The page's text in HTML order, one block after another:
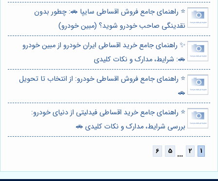
⭐️ راهنمای جامع فروش اقساطی سایپا 🚗: چطور بدون
نقدینگی صاحب خودرو شوید؟ (مبین خودرو)
✨ راهنمای جامع خرید اقساطی ایران خودرو از مبین خودرو
🚗: شرایط، مدارک و نکات کلیدی
⭐️ راهنمای جامع فروش اقساطی خودرو: از انتخاب تا تحویل
🚗
⭐️ راهنمای جامع خرید اقساطی فیدلیتی از دنیای خودرو:
بررسی شرایط، مدارک و نکات کلیدی 🚗
...